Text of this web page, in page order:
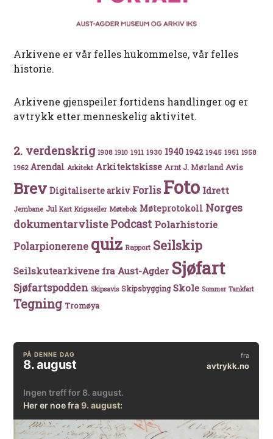
Arkivene er vår felles hukommelse, vår felles
historie.
Arkivene gjenspeiler fortidens handlinger og er
avtrykk etter menneskelig aktivitet.
2. verdenskrig 1908 1910 1911 1930 1940 1942 1945 1951 1958
1962 Arendal Arkitekt Arkitektskisse Arnt J. Mørland Avis
Brev Digitaliserte arkiv Forlis Foto Idrett
Jernbane Jul Kart Krigsseiler Møtebok Møteprotokoll Norges
dokumentarvlistePodcast Polarhistorie
Polarpionerene quiz Rapport Seilskip
Seilskutearkivene fra Aust-Agder Sjøfart
Sjøfartspodden Skipsavis Skipsbygging Skole Sommer Tankfart
Tegning Tromøya